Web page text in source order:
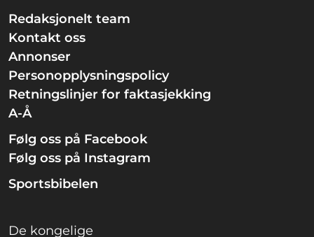
Redaksjonelt team
Kontakt oss
Annonser
Personopplysningspolicy
Retningslinjer for faktasjekking
A-Å
Følg oss på Facebook
Følg oss på Instagram
Sportsbibelen
De kongelige